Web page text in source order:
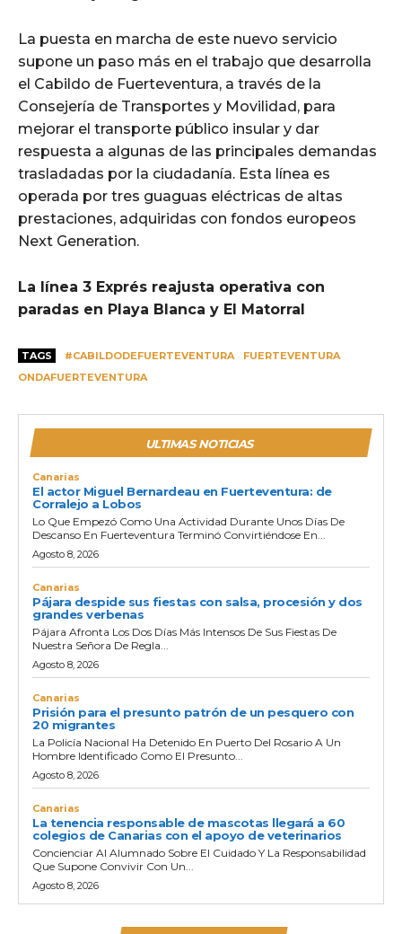
La puesta en marcha de este nuevo servicio
supone un paso más en el trabajo que desarrolla
el Cabildo de Fuerteventura, a través de la
Consejería de Transportes y Movilidad, para
mejorar el transporte público insular y dar
respuesta a algunas de las principales demandas
trasladadas por la ciudadanía. Esta línea es
operada por tres guaguas eléctricas de altas
prestaciones, adquiridas con fondos europeos
Next Generation.
La línea 3 Exprés reajusta operativa con
paradas en Playa Blanca y El Matorral
TAGS #CABILDODEFUERTEVENTURA
FUERTEVENTURA
ONDAFUERTEVENTURA
ULTIMAS NOTICIAS
Canarias
El actor Miguel Bernardeau en Fuerteventura: de
Corralejo a Lobos
Lo Que Empezó Como Una Actividad Durante Unos Días De
Descanso En Fuerteventura Terminó Convirtiéndose En...
Agosto 8, 2026
Canarias
Pájara despide sus fiestas con salsa, procesión y dos
grandes verbenas
Pájara Afronta Los Dos Días Más Intensos De Sus Fiestas De
Nuestra Señora De Regla...
Agosto 8, 2026
Canarias
Prisión para el presunto patrón de un pesquero con
20 migrantes
La Policía Nacional Ha Detenido En Puerto Del Rosario A Un
Hombre Identificado Como El Presunto...
Agosto 8, 2026
Canarias
La tenencia responsable de mascotas llegará a 60
colegios de Canarias con el apoyo de veterinarios
Concienciar Al Alumnado Sobre El Cuidado Y La Responsabilidad
Que Supone Convivir Con Un...
Agosto 8, 2026